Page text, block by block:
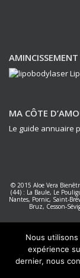
MA CÔTE
Le guide annuaire
© 2015 Aloe Vera
(44) : La Baule, Le
Nantes, Pornic, Saint-
Bruz, Cesson-
Nous
expérience
dernier, nous